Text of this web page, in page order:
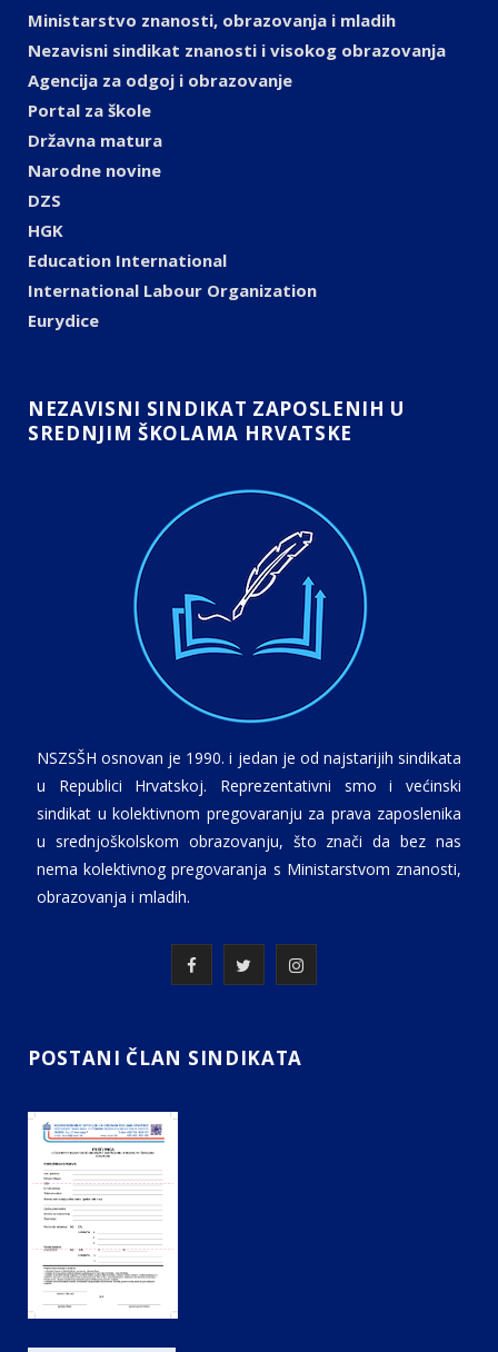
Ministarstvo znanosti, obrazovanja i mladih
Nezavisni sindikat znanosti i visokog obrazovanja
Agencija za odgoj i obrazovanje
Portal za škole
Državna matura
Narodne novine
DZS
HGK
Education International
International Labour Organization
Eurydice
NEZAVISNI SINDIKAT ZAPOSLENIH U
SREDNJIM ŠKOLAMA HRVATSKE
NSZSŠH osnovan je 1990. i jedan je od najstarijih sindikata
u Republici Hrvatskoj. Reprezentativni smo i većinski
sindikat u kolektivnom pregovaranju za prava zaposlenika
u srednjoškolskom obrazovanju, što znači da bez nas
nema kolektivnog pregovaranja s Ministarstvom znanosti,
obrazovanja i mladih.
F
c
i
I
POSTANI ČLAN SINDIKATA